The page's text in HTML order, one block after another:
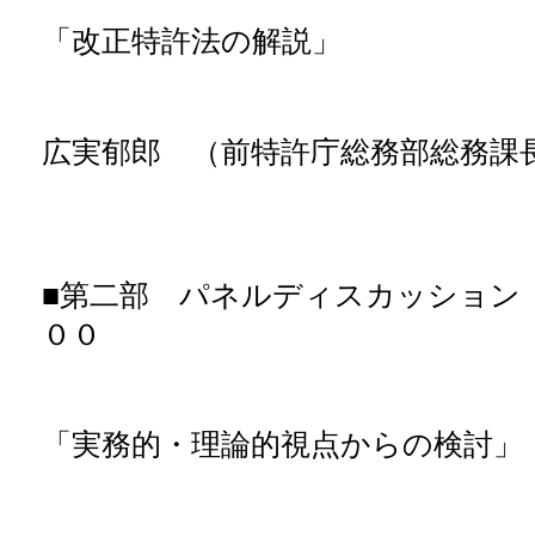
「改正特許法の解説」
広実郁郎 （前特許庁総務部総務課
■第二部 パネルディスカッショ
００
「実務的・理論的視点からの検討」